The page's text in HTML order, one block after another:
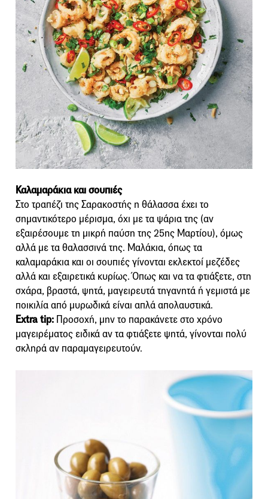
Καλαμαράκια και σουπιές
Στο τραπέζι της Σαρακοστής η θάλασσα έχει το
σημαντικότερο μέρισμα, όχι με τα ψάρια της (αν
εξαιρέσουμε τη μικρή παύση της 25ης Μαρτίου), όμως
αλλά με τα θαλασσινά της. Μαλάκια, όπως τα
καλαμαράκια και οι σουπιές γίνονται εκλεκτοί μεζέδες
αλλά και εξαιρετικά κυρίως. Όπως και να τα φτιάξετε, στη
σχάρα, βραστά, ψητά, μαγειρευτά τηγανητά ή γεμιστά με
ποικιλία από μυρωδικά είναι απλά απολαυστικά.
Extra tip: Προσοχή, μην το παρακάνετε στο χρόνο
μαγειρέματος ειδικά αν τα φτιάξετε ψητά, γίνονται πολύ
σκληρά αν παραμαγειρευτούν.